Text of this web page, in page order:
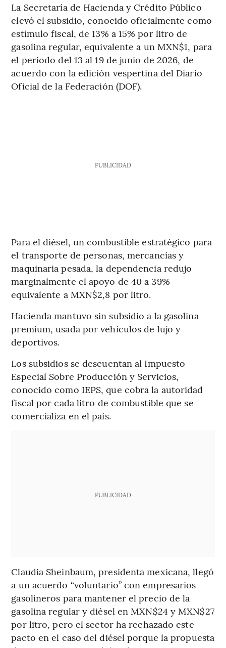
La Secretaría de Hacienda y Crédito Público
elevó el subsidio, conocido oficialmente como
estímulo fiscal, de 13% a 15% por litro de
gasolina regular, equivalente a un MXN$1, para
el periodo del 13 al 19 de junio de 2026, de
acuerdo con la edición vespertina del Diario
Oficial de la Federación (DOF).
PUBLICIDAD
Para el diésel, un combustible estratégico para
el transporte de personas, mercancías y
maquinaria pesada, la dependencia redujo
marginalmente el apoyo de 40 a 39%
equivalente a MXN$2,8 por litro.
Hacienda mantuvo sin subsidio a la gasolina
premium, usada por vehículos de lujo y
deportivos.
Los subsidios se descuentan al Impuesto
Especial Sobre Producción y Servicios,
conocido como IEPS, que cobra la autoridad
fiscal por cada litro de combustible que se
comercializa en el país.
PUBLICIDAD
Claudia Sheinbaum, presidenta mexicana, llegó
a un acuerdo “voluntario” con empresarios
gasolineros para mantener el precio de la
gasolina regular y diésel en MXN$24 y MXN$27
por litro, pero el sector ha rechazado este
pacto en el caso del diésel porque la propuesta